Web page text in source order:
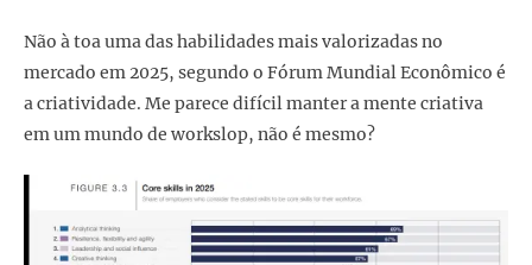
Não à toa uma das habilidades mais valorizadas no
mercado em 2025, segundo o Fórum Mundial Econômico é
a criatividade. Me parece difícil manter a mente criativa
em um mundo de workslop, não é mesmo?